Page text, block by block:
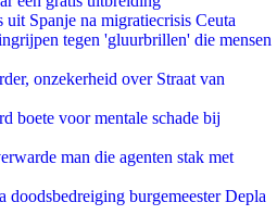
Spanje na migratiecrisis Ceuta
tegen 'gluurbrillen' die mensen
onzekerheid over Straat van
boete voor mentale schade bij
man die agenten stak met
doodsbedreiging burgemeester Depla